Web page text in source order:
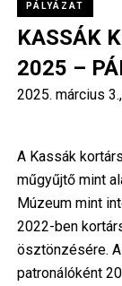
PÁLYÁZAT
KASSÁK
2025 –
2025. március
A Kassák
műgyűjtő mint
Múzeum mint
2022-ben
ösztönzésére.
patronálóként